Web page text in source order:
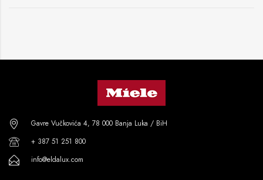
Gavre Vučkovića 4, 78 000 Banja Luka / BiH
+ 387 51 251 800
info@eldalux.com